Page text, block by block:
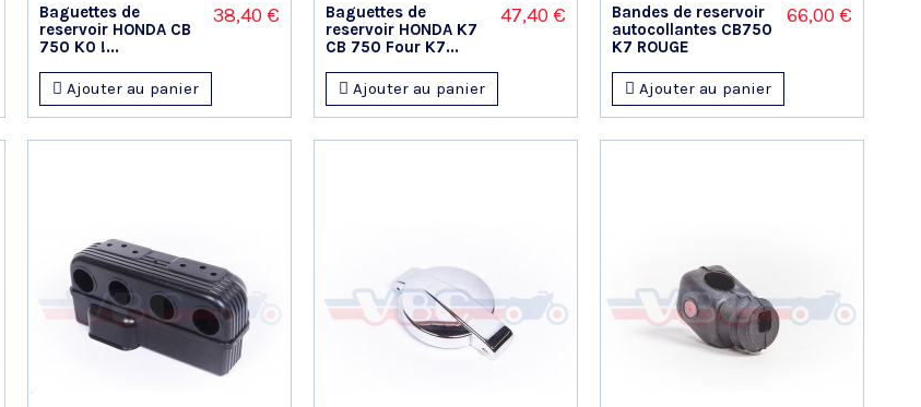
Baguettes de
reservoir HONDA CB
750 K0 !...
38,40 €
Ajouter au panier
Baguettes de
reservoir HONDA K7
CB 750 Four K7...
47,40 €
Ajouter au panier
Bandes de reservoir
autocollantes CB750
K7 ROUGE
66,00 €
Ajouter au panier